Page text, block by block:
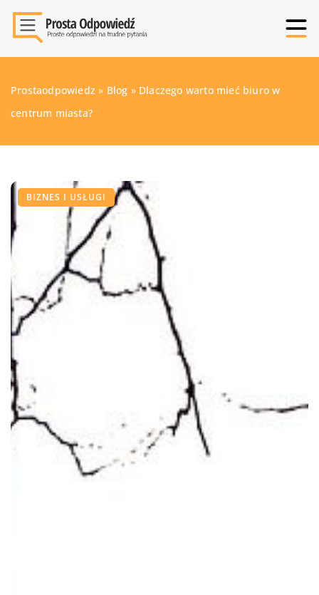
Prostaodpowiedz » Blog » Dlaczego warto mieć biuro w
centrum miasta?
BIZNES I USŁUGI